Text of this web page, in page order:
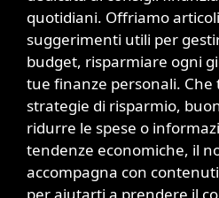
quotidiani. Offriamo
suggerimenti utili per
budget, risparmiare ogni
tue finanze personali. Che
strategie di risparmio,
ridurre le spese o
tendenze economiche, il
accompagna con